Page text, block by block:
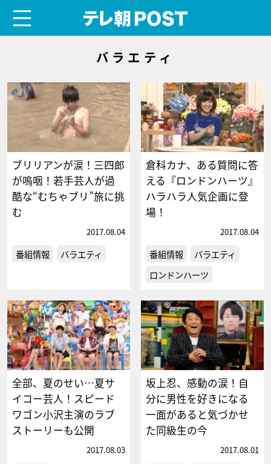
バラエティ
ブリリアンが涙！三四郎
が嗚咽！若手芸人が過
酷な“むちゃブリ”旅に挑
む
2017.08.04
番組情報 バラエティ
倉科カナ、ある質問に答
える『ロンドンハーツ』
ハラハラ人気企画に登
場！
2017.08.04
番組情報
バラエティ
ロンドンハーツ
全部、夏のせい…夏サ
イコー芸人！スピード
ワゴン小沢主演のラブ
ストーリーも公開
2017.08.03
坂上忍、感動の涙！自
分に男性を好きになる
一面があると気づかせ
た同級生の今
2017.08.01